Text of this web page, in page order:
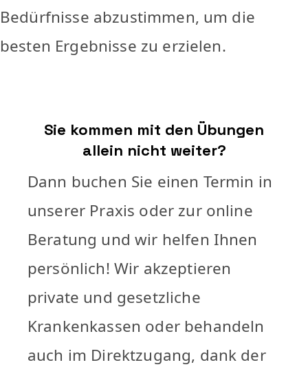
Bedürfnisse abzustimmen, um die
besten Ergebnisse zu erzielen.
Sie kommen mit den Übungen
allein nicht weiter?
Dann buchen Sie einen Termin in
unserer Praxis oder zur online
Beratung und wir helfen Ihnen
persönlich! Wir akzeptieren
private und gesetzliche
Krankenkassen oder behandeln
auch im Direktzugang, dank der